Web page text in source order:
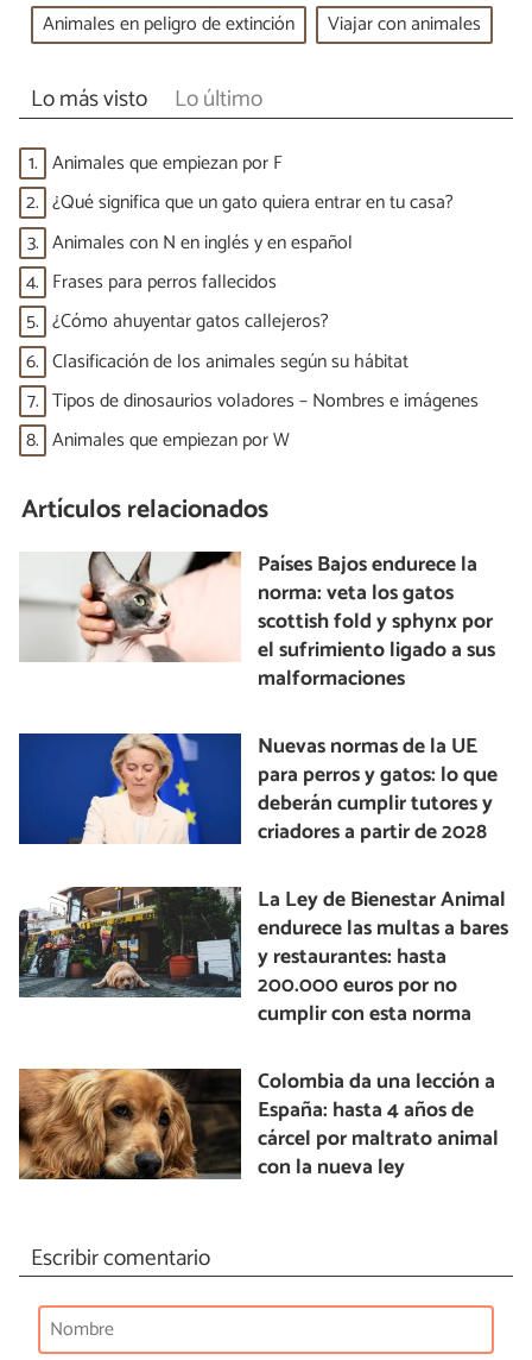
Animales en peligro de extinción Viajar con animales
Lo más visto Lo último
1. Animales que empiezan por F
2. ¿Qué significa que un gato quiera entrar en tu casa?
3. Animales con N en inglés y en español
4. Frases para perros fallecidos
5. ¿Cómo ahuyentar gatos callejeros?
6. Clasificación de los animales según su hábitat
7. Tipos de dinosaurios voladores – Nombres e imágenes
8. Animales que empiezan por W
Artículos relacionados
Países Bajos endurece la
norma: veta los gatos
scottish fold y sphynx por
el sufrimiento ligado a sus
malformaciones
Nuevas normas de la UE
para perros y gatos: lo que
deberán cumplir tutores y
criadores a partir de 2028
La Ley de Bienestar Animal
endurece las multas a bares
y restaurantes: hasta
200.000 euros por no
cumplir con esta norma
Colombia da una lección a
España: hasta 4 años de
cárcel por maltrato animal
con la nueva ley
Escribir comentario